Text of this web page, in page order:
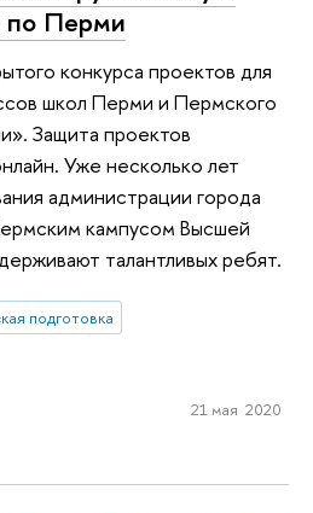
по Перми
конкурса проектов для
школ Перми и Пермского
Защита проектов
Уже несколько лет
администрации города
кампусом Высшей
талантливых ребят.
подготовка
21 мая 2020